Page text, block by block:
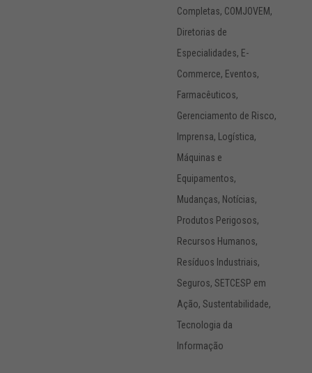
Completas, COMJOVEM,
Diretorias de
Especialidades, E-
Commerce, Eventos,
Farmacêuticos,
Gerenciamento de Risco,
Imprensa, Logística,
Máquinas e
Equipamentos,
Mudanças, Notícias,
Produtos Perigosos,
Recursos Humanos,
Resíduos Industriais,
Seguros, SETCESP em
Ação, Sustentabilidade,
Tecnologia da
Informação